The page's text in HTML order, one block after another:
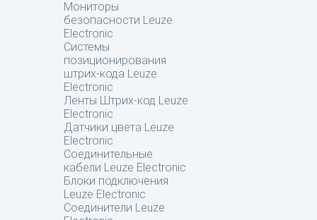
Мониторы
безопасности Leuze
Electronic
Системы
позиционирования
штрих-кода Leuze
Electronic
Ленты Штрих-код Leuze
Electronic
Датчики цвета Leuze
Electronic
Соединительные
кабели Leuze Electronic
Блоки подключения
Leuze Electronic
Соединители Leuze